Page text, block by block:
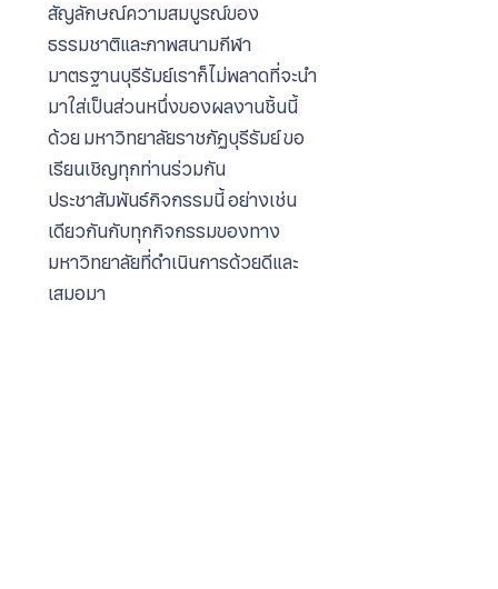
สัญลักษณ์ความสมบูรณ์ของ
ธรรมชาติและภาพสนามกีฬา
มาตรฐานบุรีรัมย์เราก็ไม่พลาดที่จะนำ
มาใส่เป็นส่วนหนึ่งของผลงานชิ้นนี้
ด้วย มหาวิทยาลัยราชภัฏบุรีรัมย์ ขอ
เรียนเชิญทุกท่านร่วมกัน
ประชาสัมพันธ์กิจกรรมนี้ อย่างเช่น
เดียวกันกับทุกกิจกรรมของทาง
มหาวิทยาลัยที่ดำเนินการด้วยดีและ
เสมอมา